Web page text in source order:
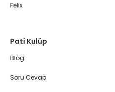
Felix
Pati Kulüp
Blog
Soru Cevap